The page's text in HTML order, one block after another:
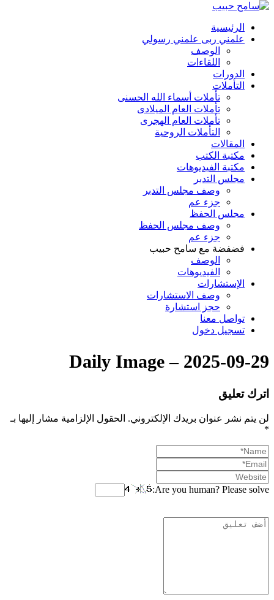
الرئيسية
علمني ربى علمني رسولي
الوصف
اللقاءات
الدورات
التأملات
تأملات أسماء الله الحسنى
تأملات العام الميلادى
تأملات العام الهجرى
التأملات الروحية
المقالات
مكتبة الكتب
مكتبة الفيديوهات
مجلس التدبر
وصف مجلس التدبر
جزء عم
مجلس الحفظ
وصف مجلس الحفظ
جزء عم
فضفضة مع سامح حبيب
الوصف
الفيديوهات
الإستشارات
وصف الاستشارات
حجز استشارة
تواصل معنا
تسجيل دخول
Daily Image – 2025-09-29
اترك تعليق
لن يتم نشر عنوان بريدك الإلكتروني. الحقول الإلزامية مشار إليها بـ
*
Are you human? Please solve: